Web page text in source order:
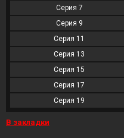
Серия 7
Серия 9
Серия 11
Серия 13
Серия 15
Серия 17
Серия 19
В закладки